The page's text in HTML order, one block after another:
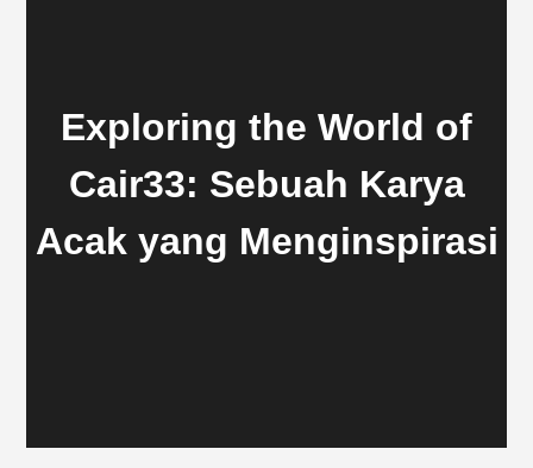
Exploring the World of
Cair33: Sebuah Karya
Acak yang Menginspirasi